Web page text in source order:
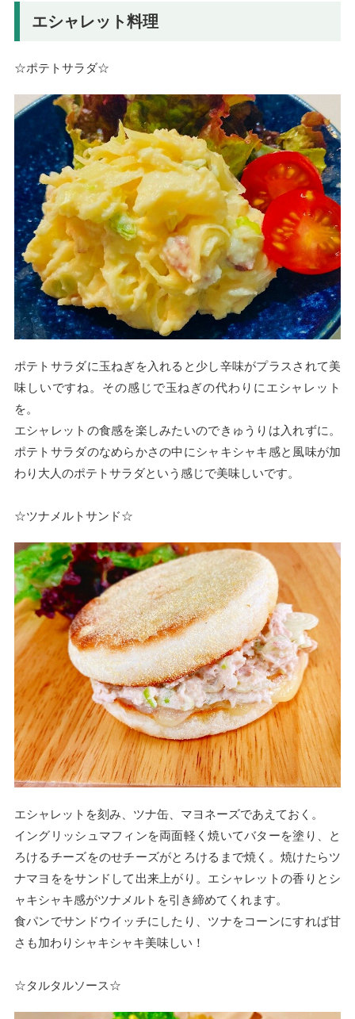
エシャレット料理
☆ポテトサラダ☆
ポテトサラダに玉ねぎを入れると少し辛味がプラスされて美
味しいですね。その感じで玉ねぎの代わりにエシャレット
を。
エシャレットの食感を楽しみたいのできゅうりは入れずに。
ポテトサラダのなめらかさの中にシャキシャキ感と風味が加
わり大人のポテトサラダという感じで美味しいです。
☆ツナメルトサンド☆
エシャレットを刻み、ツナ缶、マヨネーズであえておく。
イングリッシュマフィンを両面軽く焼いてバターを塗り、と
ろけるチーズをのせチーズがとろけるまで焼く。焼けたらツ
ナマヨををサンドして出来上がり。エシャレットの香りとシ
ャキシャキ感がツナメルトを引き締めてくれます。
食パンでサンドウイッチにしたり、ツナをコーンにすれば甘
さも加わりシャキシャキ美味しい！
☆タルタルソース☆